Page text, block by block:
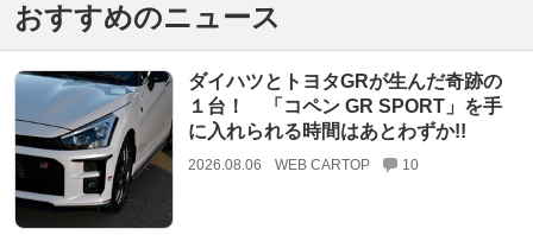
おすすめのニュース
ダイハツとトヨタGRが生んだ奇跡の
１台！ 「コペン GR SPORT」を手
に入れられる時間はあとわずか!!
2026.08.06 WEB CARTOP 10